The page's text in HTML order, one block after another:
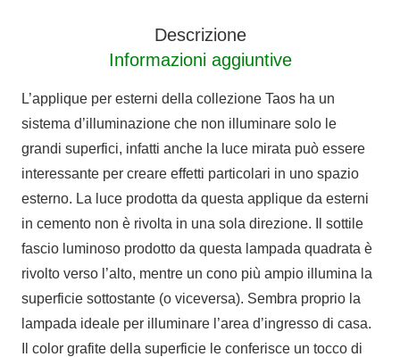
Descrizione
Informazioni aggiuntive
L’applique per esterni della collezione Taos ha un
sistema d’illuminazione che non illuminare solo le
grandi superfici, infatti anche la luce mirata può essere
interessante per creare effetti particolari in uno spazio
esterno. La luce prodotta da questa applique da esterni
in cemento non è rivolta in una sola direzione. Il sottile
fascio luminoso prodotto da questa lampada quadrata è
rivolto verso l’alto, mentre un cono più ampio illumina la
superficie sottostante (o viceversa). Sembra proprio la
lampada ideale per illuminare l’area d’ingresso di casa.
Il color grafite della superficie le conferisce un tocco di